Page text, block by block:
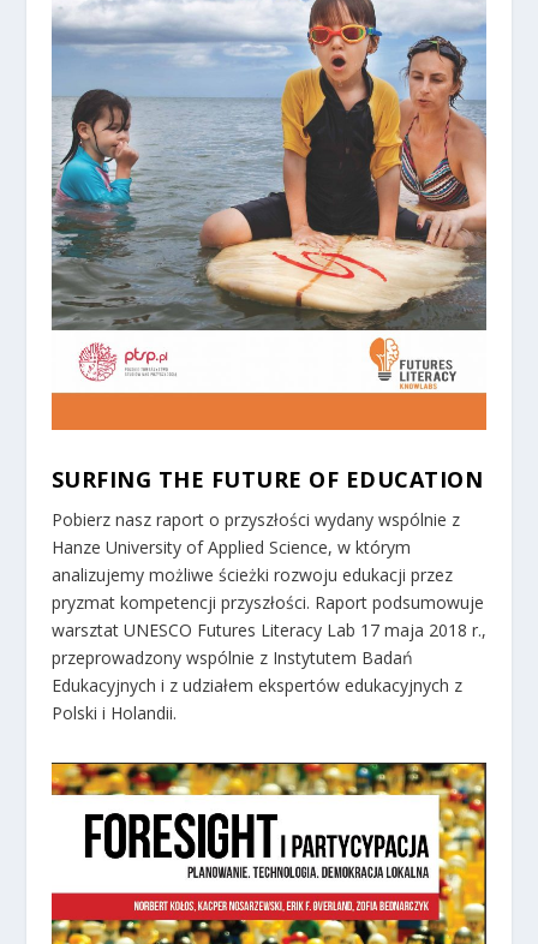
SURFING THE FUTURE OF EDUCATION
Pobierz nasz raport o przyszłości wydany wspólnie z
Hanze University of Applied Science, w którym
analizujemy możliwe ścieżki rozwoju edukacji przez
pryzmat kompetencji przyszłości. Raport podsumowuje
warsztat UNESCO Futures Literacy Lab 17 maja 2018 r.,
przeprowadzony wspólnie z Instytutem Badań
Edukacyjnych i z udziałem ekspertów edukacyjnych z
Polski i Holandii.